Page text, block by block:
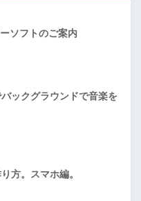
ソフトのご案内
ックグラウンドで音楽を
方。スマホ編。